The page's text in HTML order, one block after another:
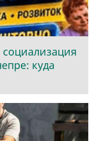
куда